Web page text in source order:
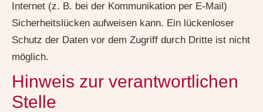
Internet (z. B. bei der Kommunikation per E-Mail)
Sicherheitslücken aufweisen kann. Ein lückenloser
Schutz der Daten vor dem Zugriff durch Dritte ist nicht
möglich.
Hinweis zur verantwortlichen
Stelle